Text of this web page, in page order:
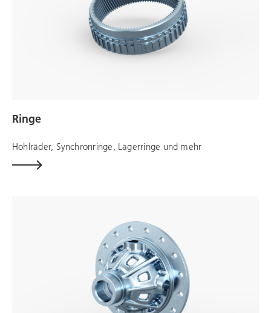
Ringe
Hohlräder, Synchronringe, Lagerringe und mehr